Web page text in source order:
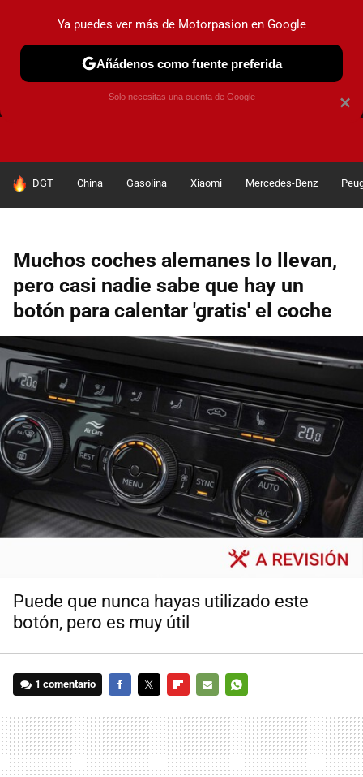
CAMBIO DE ACEITE AIRE ACONDICIONADO
HOY SE HABLA DE
DGT China Gasolina Xiaomi Mercedes-Benz
Muchos coches alemanes lo llevan,
pero casi nadie sabe que hay un
botón para calentar 'gratis' el coche
Puede que nunca hayas utilizado este
botón, pero es muy útil
1 comentario
MAIL
×
Ya puedes ver más de Motorpasion en Google
Añádenos como fuente preferida
Solo necesitas una cuenta de Google